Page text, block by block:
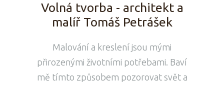
Volná tvorba - architekt a
malíř Tomáš Petrášek
Malování a kreslení jsou mými
přirozenými životními potřebami. Baví
mě tímto způsobem pozorovat svět a